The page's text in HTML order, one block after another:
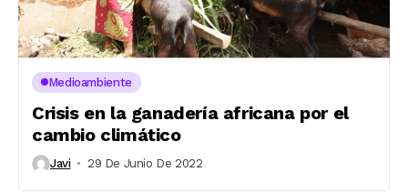
Medioambiente
Crisis en la ganadería africana por el
cambio climático
Javi 29 De Junio De 2022